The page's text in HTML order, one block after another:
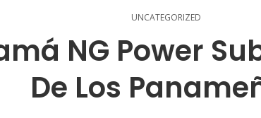
UNCATEGORIZED
NG Power
De Los